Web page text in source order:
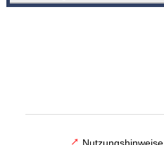
Nutzungshinweise